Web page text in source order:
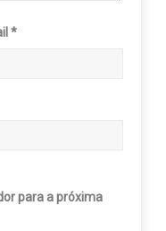
*
para a próxima